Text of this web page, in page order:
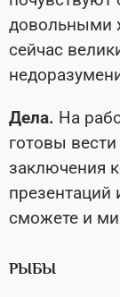
довольными
сейчас
Дела. На
готовы
заключения
презентаций
сможете и
РЫБЫ